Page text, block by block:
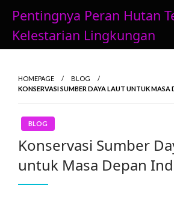
content
Pentingnya Peran Hutan
Kelestarian Lingkungan
HOMEPAGE
BLOG
KONSERVASI SUMBER DAYA LAUT UNTUK MASA
BLOG
Konservasi Sumber
untuk Masa Depan